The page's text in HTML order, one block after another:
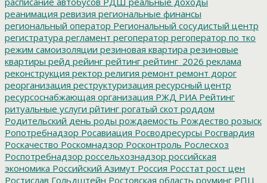
реанимация ревизия региональные финансы
региональный оператор Региональный сосудистый центр
регистратура регламент регоператор регоператор по тко
режим самоизоляции резиновая квартира резиновые
квартиры рейд рейинг рейтинг рейтинг_2026 реклама
реконструкция ректор религия ремонт ремонт дорог
реорганизация реструктуризация ресурсный центр
ресурсоснабжающая организация РЖД РИА Рейтинг
ритуальные услуги рйтинг рогатый скот роддом
Родительский день роды рождаемость Рождество розыск
Ропотребнадзор Росавиация Росводресурсы Росгвардия
Роскачество Роскомнадзор Росконтроль Рослесхоз
Роспотребнадзор россельхознадзор российская
экономика Российский Азимут Россия Росстат рост цен
Ростислав Гольдштейн Ростовская область роуминг РПЦ